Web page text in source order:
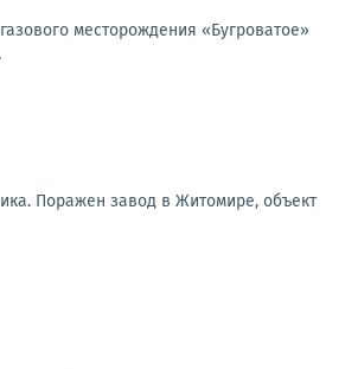
месторождения «Бугроватое»
Поражен завод в Житомире, объект